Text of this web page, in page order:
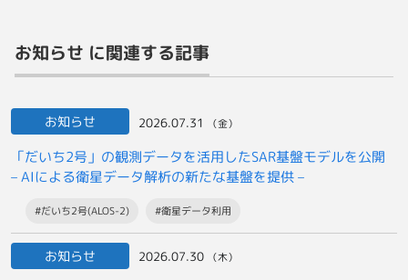
お知らせ に関連する記事
お知らせ 2026.07.31 （金）
「だいち2号」の観測データを活用したSAR基盤モデルを公開
– AIによる衛星データ解析の新たな基盤を提供 –
#だいち2号(ALOS-2) #衛星データ利用
お知らせ 2026.07.30 （木）